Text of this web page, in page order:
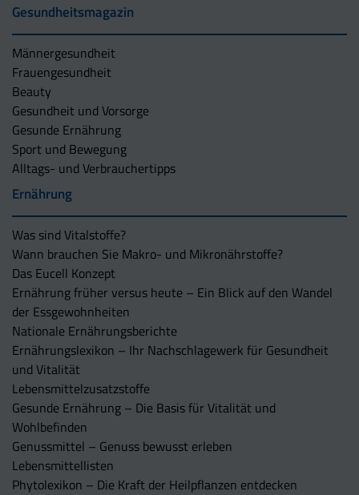
Gesundheitsmagazin
Männergesundheit
Frauengesundheit
Beauty
Gesundheit und Vorsorge
Gesunde Ernährung
Sport und Bewegung
Alltags- und Verbrauchertipps
Ernährung
Was sind Vitalstoffe?
Wann brauchen Sie Makro- und Mikronährstoffe?
Das Eucell Konzept
Ernährung früher versus heute – Ein Blick auf den Wandel
der Essgewohnheiten
Nationale Ernährungsberichte
Ernährungslexikon – Ihr Nachschlagewerk für Gesundheit
und Vitalität
Lebensmittelzusatzstoffe
Gesunde Ernährung – Die Basis für Vitalität und
Wohlbefinden
Genussmittel – Genuss bewusst erleben
Lebensmittellisten
Phytolexikon – Die Kraft der Heilpflanzen entdecken